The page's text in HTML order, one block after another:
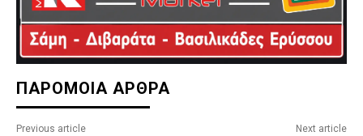
ΠΑΡΟΜΟΙΑ ΑΡΘΡΑ
Previous article Next article